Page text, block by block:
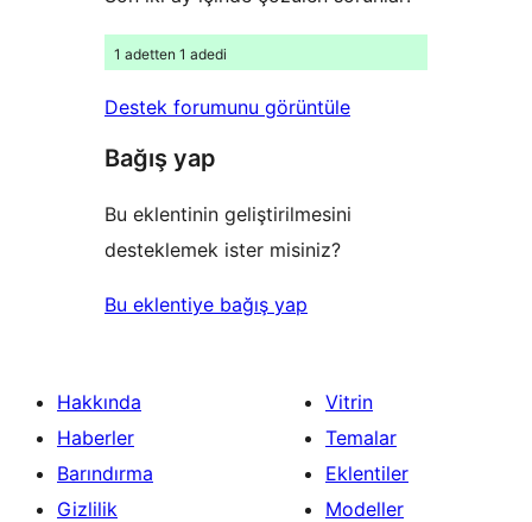
1 adetten 1 adedi
Destek forumunu görüntüle
Bağış yap
Bu eklentinin geliştirilmesini
desteklemek ister misiniz?
Bu eklentiye bağış yap
Hakkında
Haberler
Barındırma
Gizlilik
Vitrin
Temalar
Eklentiler
Modeller